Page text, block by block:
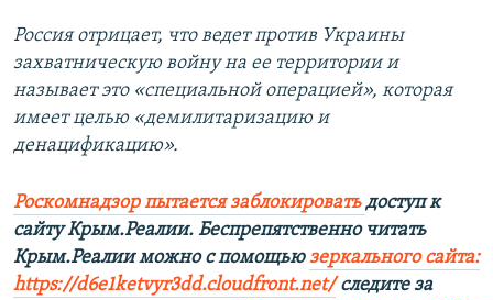
Россия отрицает, что ведет против Украины
захватническую войну на ее территории и
называет это «специальной операцией», которая
имеет целью «демилитаризацию и
денацификацию».
Роскомнадзор пытается заблокировать доступ к
сайту Крым.Реалии. Беспрепятственно читать
Крым.Реалии можно с помощьюзеркального сайта:
https://d6e1ketvyr3dd.cloudfront.net/следите за